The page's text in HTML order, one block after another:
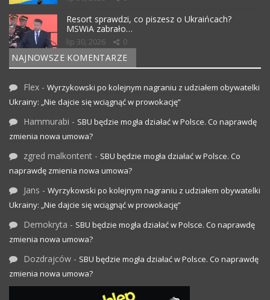
Resort sprawdzi, co piszesz o Ukraińcach?
MSWiA zabrało…
lip 30, 2026 0
NAJNOWSZE KOMENTARZE
Flex - Wyrzykowski po kolejnym nagraniu z udziałem obywatelki
Ukrainy: „Nie dajcie się wciągnąć w prowokację”
Hammurabi - SBU będzie mogła działać w Polsce. Co naprawdę
zmienia nowa umowa?
zgred malkontent - SBU będzie mogła działać w Polsce. Co
naprawdę zmienia nowa umowa?
Jans - Wyrzykowski po kolejnym nagraniu z udziałem obywatelki
Ukrainy: „Nie dajcie się wciągnąć w prowokację”
Demokryta - SBU będzie mogła działać w Polsce. Co naprawdę
zmienia nowa umowa?
Dozdrajców - SBU będzie mogła działać w Polsce. Co naprawdę
zmienia nowa umowa?